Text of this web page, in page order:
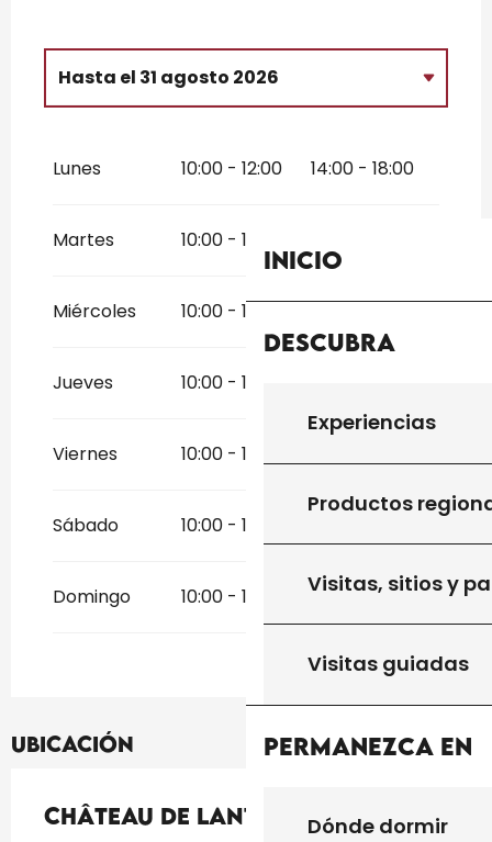
Inicio
Descubra
Experiencias
Productos
Visitas, sitios y
Visitas guiadas
Permanezca en
Dónde dormir
Hasta el 31 agosto 2026
1 septiembre 2026 al31
Lunes 10:00 - 12:00 14:00 - 18:00
Martes 10:00 - 12:00
Miércoles 10:00 - 12:00
Jueves 10:00 - 12:00
Viernes 10:00 - 12:00
Sábado 10:00 - 12:00
Domingo 10:00 - 12:00 14:00 - 18:00
Ubicación
Château de Lantis